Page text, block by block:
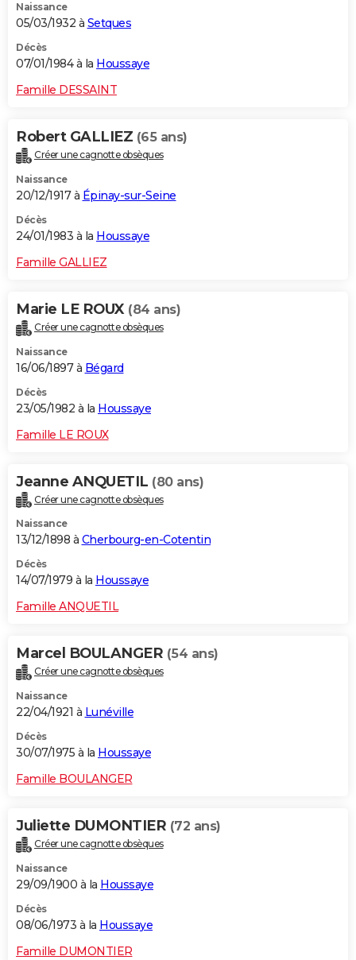
Naissance
05/03/1932 à Setques
Décès
07/01/1984 à la Houssaye
Famille DESSAINT
Robert GALLIEZ (65 ans)
Créer une cagnotte obsèques
Naissance
20/12/1917 à Épinay-sur-Seine
Décès
24/01/1983 à la Houssaye
Famille GALLIEZ
Marie LE ROUX (84 ans)
Créer une cagnotte obsèques
Naissance
16/06/1897 à Bégard
Décès
23/05/1982 à la Houssaye
Famille LE ROUX
Jeanne ANQUETIL (80 ans)
Créer une cagnotte obsèques
Naissance
13/12/1898 à Cherbourg-en-Cotentin
Décès
14/07/1979 à la Houssaye
Famille ANQUETIL
Marcel BOULANGER (54 ans)
Créer une cagnotte obsèques
Naissance
22/04/1921 à Lunéville
Décès
30/07/1975 à la Houssaye
Famille BOULANGER
Juliette DUMONTIER (72 ans)
Créer une cagnotte obsèques
Naissance
29/09/1900 à la Houssaye
Décès
08/06/1973 à la Houssaye
Famille DUMONTIER